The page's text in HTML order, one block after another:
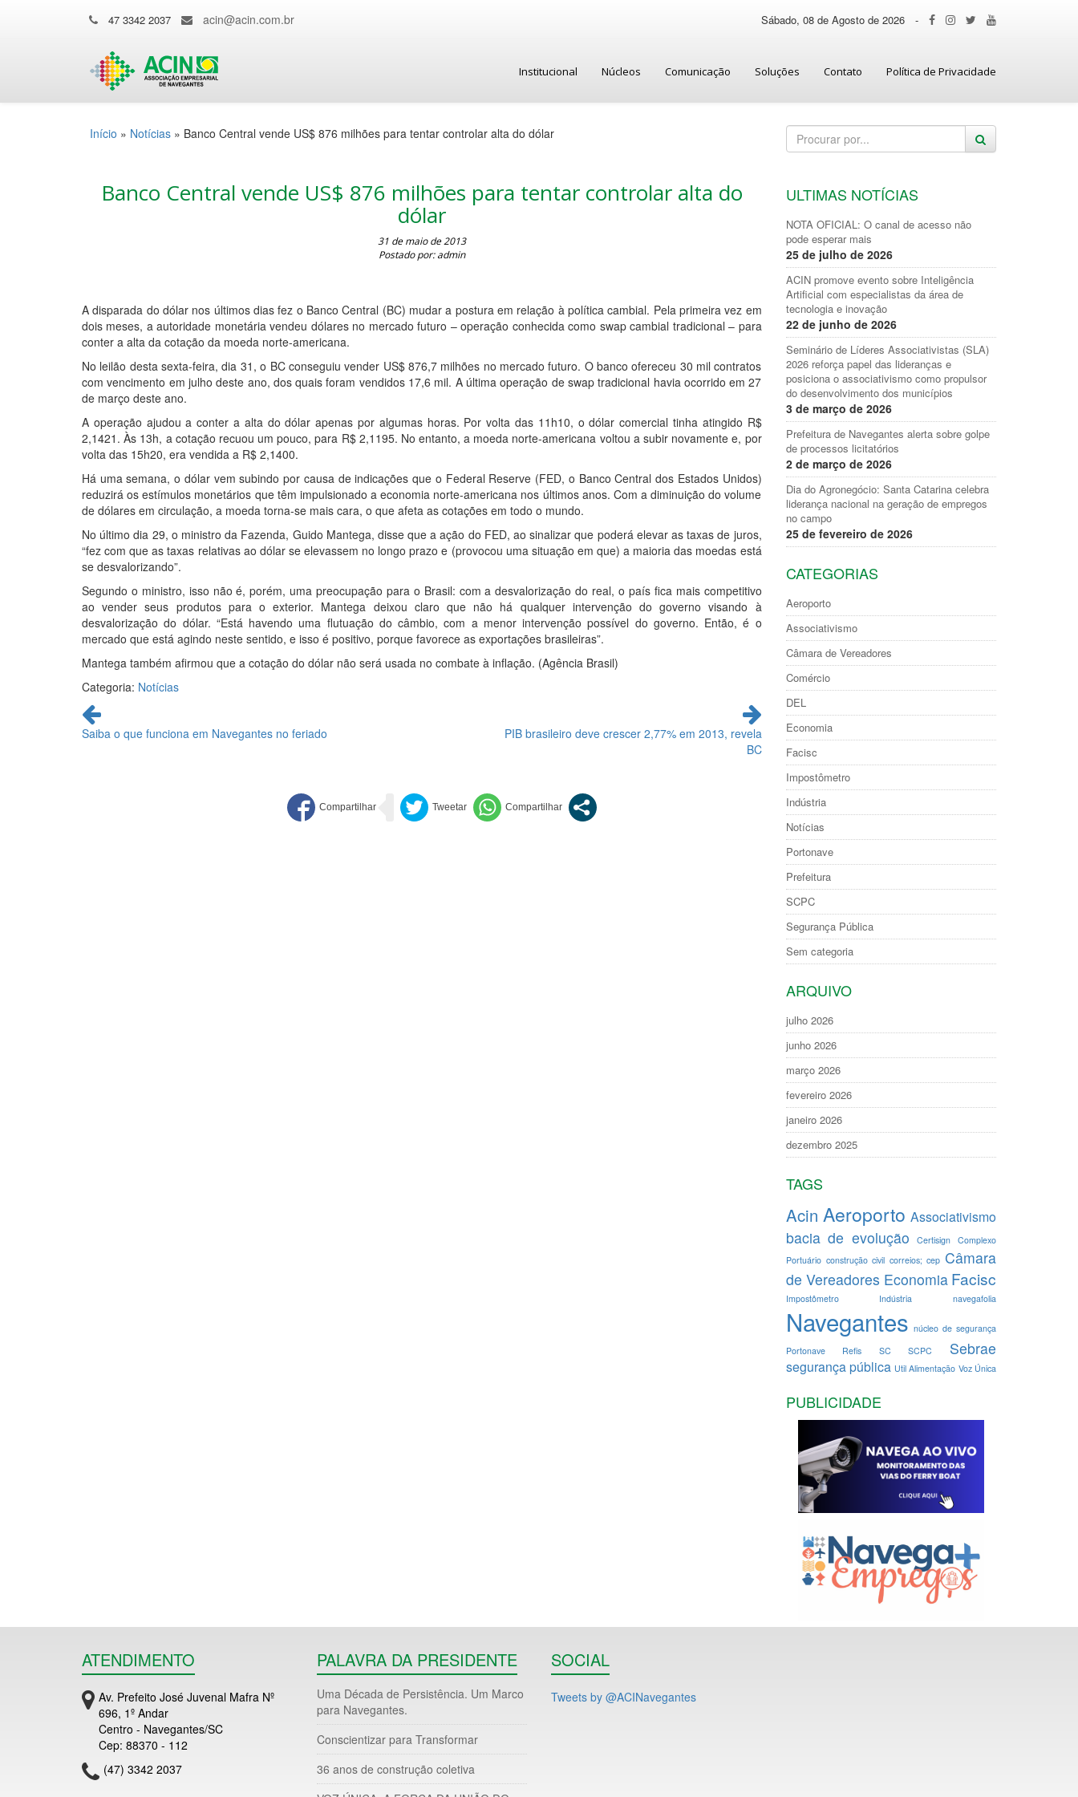
47 3342 2037 acin@acin.com.br Sábado, 08 de Agosto de 2026 -
Institucional Núcleos Comunicação Soluções Contato Política de Privacidade
Início » Notícias » Banco Central vende US$ 876 milhões para tentar controlar alta do dólar
Banco Central vende US$ 876 milhões para tentar controlar alta do
dólar
31 de maio de 2013
Postado por: admin
A disparada do dólar nos últimos dias fez o Banco Central (BC) mudar a postura em relação à política cambial. Pela primeira vez em
dois meses, a autoridade monetária vendeu dólares no mercado futuro – operação conhecida como swap cambial tradicional – para
conter a alta da cotação da moeda norte-americana.
No leilão desta sexta-feira, dia 31, o BC conseguiu vender US$ 876,7 milhões no mercado futuro. O banco ofereceu 30 mil contratos
com vencimento em julho deste ano, dos quais foram vendidos 17,6 mil. A última operação de swap tradicional havia ocorrido em 27
de março deste ano.
A operação ajudou a conter a alta do dólar apenas por algumas horas. Por volta das 11h10, o dólar comercial tinha atingido R$
2,1421. Às 13h, a cotação recuou um pouco, para R$ 2,1195. No entanto, a moeda norte-americana voltou a subir novamente e, por
volta das 15h20, era vendida a R$ 2,1400.
Há uma semana, o dólar vem subindo por causa de indicações que o Federal Reserve (FED, o Banco Central dos Estados Unidos)
reduzirá os estímulos monetários que têm impulsionado a economia norte-americana nos últimos anos. Com a diminuição do volume
de dólares em circulação, a moeda torna-se mais cara, o que afeta as cotações em todo o mundo.
No último dia 29, o ministro da Fazenda, Guido Mantega, disse que a ação do FED, ao sinalizar que poderá elevar as taxas de juros,
“fez com que as taxas relativas ao dólar se elevassem no longo prazo e (provocou uma situação em que) a maioria das moedas está
se desvalorizando”.
Segundo o ministro, isso não é, porém, uma preocupação para o Brasil: com a desvalorização do real, o país fica mais competitivo
ao vender seus produtos para o exterior. Mantega deixou claro que não há qualquer intervenção do governo visando à
desvalorização do dólar. “Está havendo uma flutuação do câmbio, com a menor intervenção possível do governo. Então, é o
mercado que está agindo neste sentido, e isso é positivo, porque favorece as exportações brasileiras”.
Mantega também afirmou que a cotação do dólar não será usada no combate à inflação. (Agência Brasil)
Categoria: Notícias
Continue
lendo
Saiba o que funciona em Navegantes no feriado
PIB brasileiro deve crescer 2,77% em 2013, revela
BC
ULTIMAS NOTÍCIAS
NOTA OFICIAL: O canal de acesso não
pode esperar mais
25 de julho de 2026
ACIN promove evento sobre Inteligência
Artificial com especialistas da área de
tecnologia e inovação
22 de junho de 2026
Seminário de Líderes Associativistas (SLA)
2026 reforça papel das lideranças e
posiciona o associativismo como propulsor
do desenvolvimento dos municípios
3 de março de 2026
Prefeitura de Navegantes alerta sobre golpe
de processos licitatórios
2 de março de 2026
Dia do Agronegócio: Santa Catarina celebra
liderança nacional na geração de empregos
no campo
25 de fevereiro de 2026
CATEGORIAS
Aeroporto
Associativismo
Câmara de Vereadores
Comércio
DEL
Economia
Facisc
Impostômetro
Indústria
Notícias
Portonave
Prefeitura
SCPC
Segurança Pública
Sem categoria
ARQUIVO
julho 2026
junho 2026
março 2026
fevereiro 2026
janeiro 2026
dezembro 2025
TAGS
Acin Aeroporto Associativismo
bacia de evolução Certisign Complexo
Portuário construção civil correios; cep Câmara
de Vereadores Economia Facisc
Impostômetro Indústria navegafolia
Navegantes núcleo de segurança
Portonave
Refis SC SCPC Sebrae
segurança pública Util Alimentação Voz Única
PUBLICIDADE
ATENDIMENTO
Av. Prefeito José Juvenal Mafra Nº
696, 1º Andar
Centro - Navegantes/SC
Cep: 88370 - 112
(47) 3342 2037
PALAVRA DA PRESIDENTE
Uma Década de Persistência. Um Marco
para Navegantes.
Conscientizar para Transformar
36 anos de construção coletiva
SOCIAL
Tweets by @ACINavegantes